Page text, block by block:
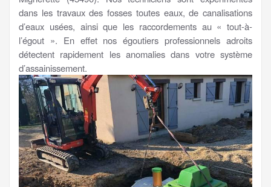
dans les travaux des fosses toutes eaux, de canalisations
d’eaux usées, ainsi que les raccordements au « tout-à-
l’égout ». En effet nos égoutiers professionnels adroits
détectent rapidement les anomalies dans votre système
d’assainissement.